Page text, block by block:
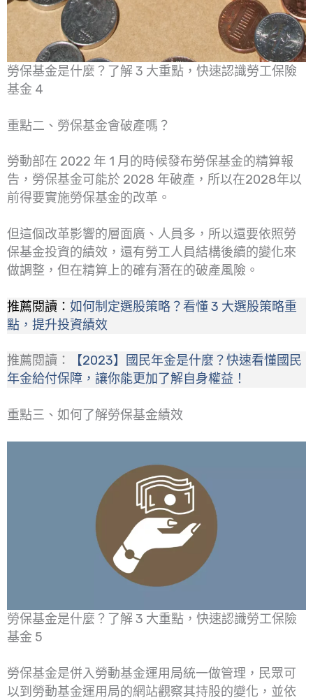
勞保基金是什麼？了解 3 大重點，快速認識勞工保險
基金 4
重點二、勞保基金會破產嗎？
勞動部在 2022 年 1 月的時候發布勞保基金的精算報
告，勞保基金可能於 2028 年破產，所以在2028年以
前得要實施勞保基金的改革。
但這個改革影響的層面廣、人員多，所以還要依照勞
保基金投資的績效，還有勞工人員結構後續的變化來
做調整，但在精算上的確有潛在的破產風險。
推薦閱讀： 如何制定選股策略？看懂 3 大選股策略重
點，提升投資績效
推薦閱讀：
【2023】國民年金是什麼？快速看懂國民
年金給付保障，讓你能更加了解自身權益！
重點三、如何了解勞保基金績效
勞保基金是什麼？了解 3 大重點，快速認識勞工保險
基金 5
勞保基金是併入勞動基金運用局統一做管理，民眾可
以到勞動基金運用局的網站觀察其持股的變化，並依